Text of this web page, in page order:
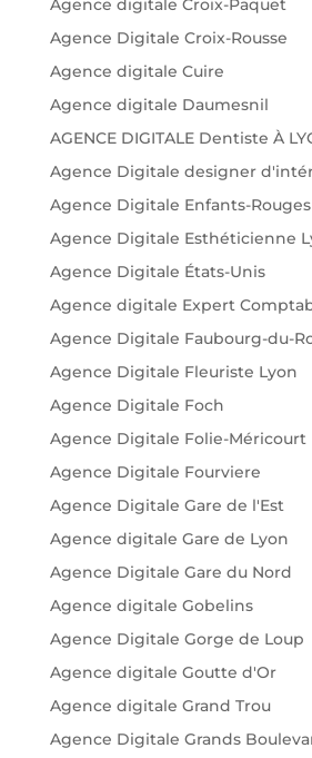
Agence digitale Croix-Paquet
Agence Digitale Croix-Rousse
Agence digitale Cuire
Agence digitale Daumesnil
AGENCE DIGITALE Dentiste À
Agence Digitale designer
Agence Digitale Enfants-Rouges
Agence Digitale Esthéticienne
Agence Digitale États-Unis
Agence digitale Expert
Agence Digitale Faubourg-du-
Agence Digitale Fleuriste Lyon
Agence Digitale Foch
Agence Digitale Folie-Méricourt
Agence Digitale Fourviere
Agence Digitale Gare de l'Est
Agence digitale Gare de Lyon
Agence Digitale Gare du Nord
Agence digitale Gobelins
Agence Digitale Gorge de Loup
Agence digitale Goutte d'Or
Agence digitale Grand Trou
Agence Digitale Grands